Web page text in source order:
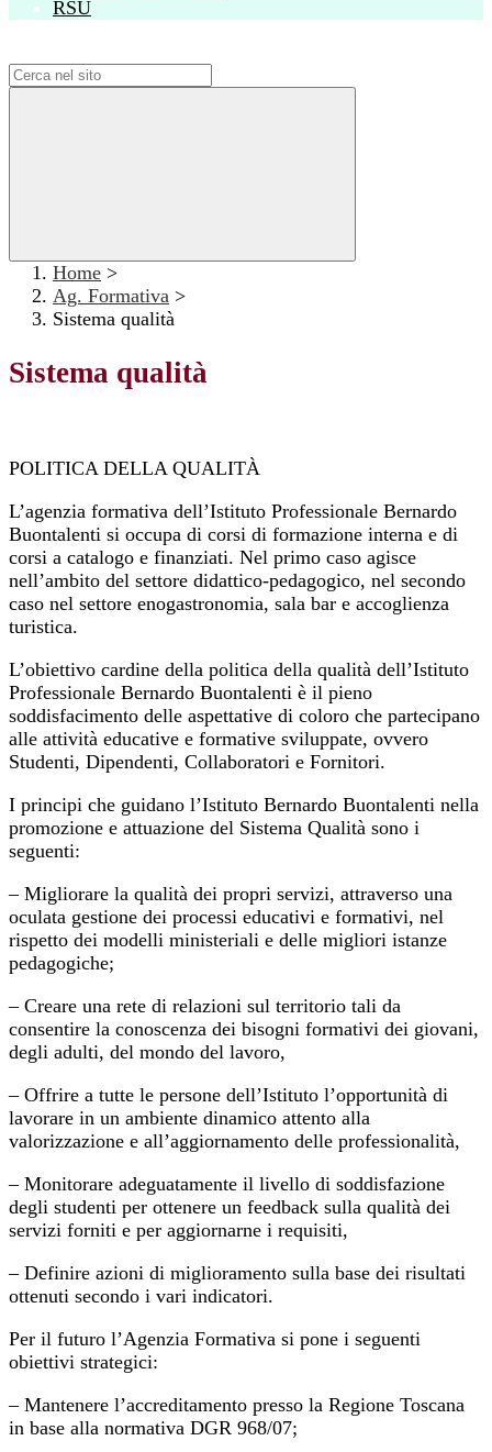
RSU
Home >
Ag. Formativa >
Sistema qualità
Sistema qualità
POLITICA DELLA QUALITÀ
L’agenzia formativa dell’Istituto Professionale Bernardo
Buontalenti si occupa di corsi di formazione interna e di
corsi a catalogo e finanziati. Nel primo caso agisce
nell’ambito del settore didattico-pedagogico, nel secondo
caso nel settore enogastronomia, sala bar e accoglienza
turistica.
L’obiettivo cardine della politica della qualità dell’Istituto
Professionale Bernardo Buontalenti è il pieno
soddisfacimento delle aspettative di coloro che partecipano
alle attività educative e formative sviluppate, ovvero
Studenti, Dipendenti, Collaboratori e Fornitori.
I principi che guidano l’Istituto Bernardo Buontalenti nella
promozione e attuazione del Sistema Qualità sono i
seguenti:
– Migliorare la qualità dei propri servizi, attraverso una
oculata gestione dei processi educativi e formativi, nel
rispetto dei modelli ministeriali e delle migliori istanze
pedagogiche;
– Creare una rete di relazioni sul territorio tali da
consentire la conoscenza dei bisogni formativi dei giovani,
degli adulti, del mondo del lavoro,
– Offrire a tutte le persone dell’Istituto l’opportunità di
lavorare in un ambiente dinamico attento alla
valorizzazione e all’aggiornamento delle professionalità,
– Monitorare adeguatamente il livello di soddisfazione
degli studenti per ottenere un feedback sulla qualità dei
servizi forniti e per aggiornarne i requisiti,
– Definire azioni di miglioramento sulla base dei risultati
ottenuti secondo i vari indicatori.
Per il futuro l’Agenzia Formativa si pone i seguenti
obiettivi strategici:
– Mantenere l’accreditamento presso la Regione Toscana
in base alla normativa DGR 968/07;